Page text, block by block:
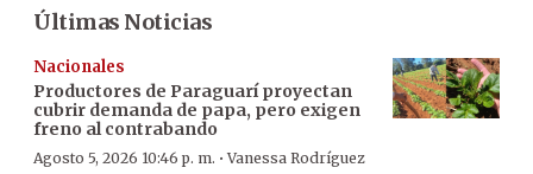
Últimas Noticias
Nacionales
Productores de Paraguarí proyectan
cubrir demanda de papa, pero exigen
freno al contrabando
Agosto 5, 2026 10:46 p. m. ·Vanessa Rodríguez